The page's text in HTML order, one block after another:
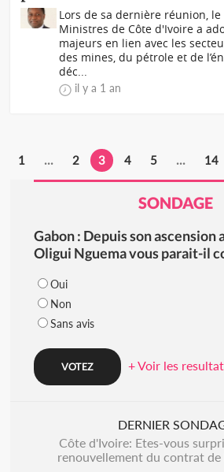
Lors de sa dernière réunion, le
Ministres de Côte d'Ivoire a
majeurs en lien avec les
des mines, du pétrole et de
déc...
il y a 1 an
1 ... 2 3 4 5 ... 14
SONDAGE
Gabon : Depuis son ascension
Oligui Nguema vous parait-il
Oui
Non
Sans avis
+ Voir les
DERNIER
Côte d'Ivoire: Etes-vous
renouvellement du contrat de